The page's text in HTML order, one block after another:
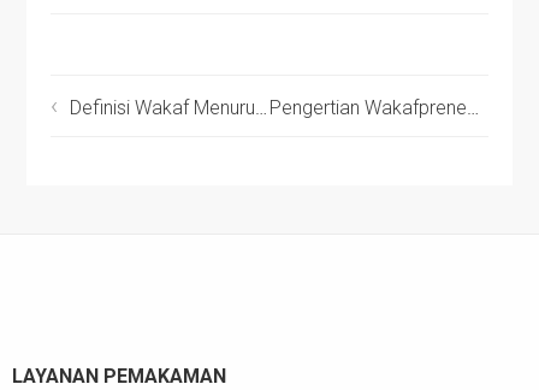
Definisi Wakaf Menurut 4 Mazhab Fikih Pengertian Wakafpreneur, Apanya Entrepreneur?
LAYANAN PEMAKAMAN